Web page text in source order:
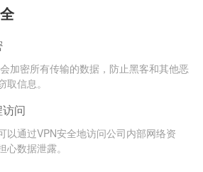
加密所有传输的数据，防止黑客和其他恶
取信息。
问
以通过VPN安全地访问公司内部网络资
心数据泄露。